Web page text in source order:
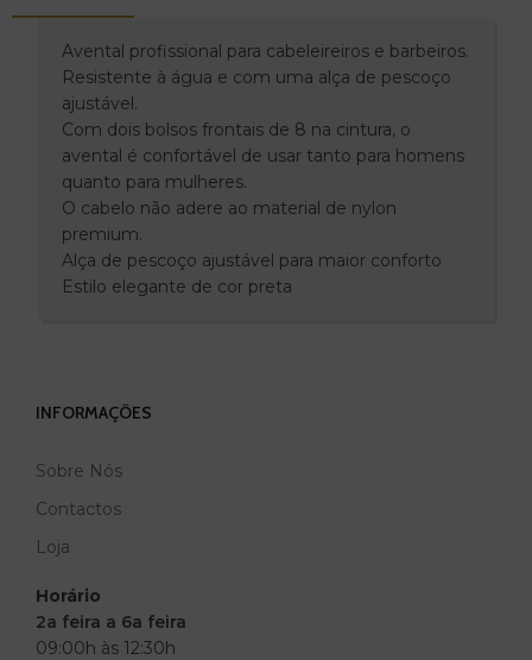
Avental profissional para cabeleireiros e barbeiros.
Resistente à água e com uma alça de pescoço
ajustável.
Com dois bolsos frontais de 8 na cintura, o
avental é confortável de usar tanto para homens
quanto para mulheres.
O cabelo não adere ao material de nylon
premium.
Alça de pescoço ajustável para maior conforto
Estilo elegante de cor preta
INFORMAÇÕES
Sobre Nós
Contactos
Loja
Horário
2a feira a 6a feira
09:00h às 12:30h